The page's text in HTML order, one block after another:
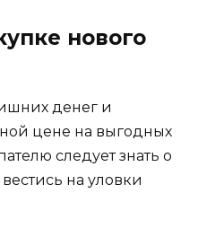
нового
денег и
цене на выгодных
следует знать о
на уловки